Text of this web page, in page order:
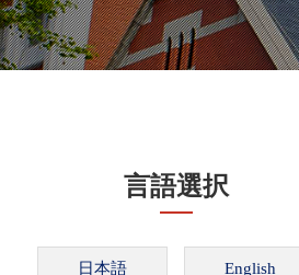
言語選択